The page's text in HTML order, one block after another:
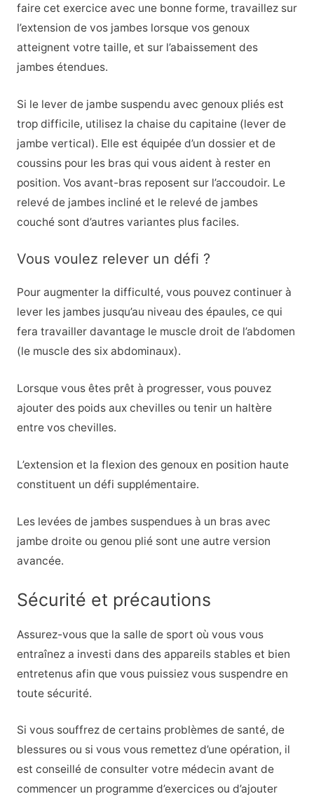
faire cet exercice avec une bonne forme, travaillez sur
l’extension de vos jambes lorsque vos genoux
atteignent votre taille, et sur l’abaissement des
jambes étendues.
Si le lever de jambe suspendu avec genoux pliés est
trop difficile, utilisez la chaise du capitaine (lever de
jambe vertical). Elle est équipée d’un dossier et de
coussins pour les bras qui vous aident à rester en
position. Vos avant-bras reposent sur l’accoudoir. Le
relevé de jambes incliné et le relevé de jambes
couché sont d’autres variantes plus faciles.
Vous voulez relever un défi ?
Pour augmenter la difficulté, vous pouvez continuer à
lever les jambes jusqu’au niveau des épaules, ce qui
fera travailler davantage le muscle droit de l’abdomen
(le muscle des six abdominaux).
Lorsque vous êtes prêt à progresser, vous pouvez
ajouter des poids aux chevilles ou tenir un haltère
entre vos chevilles.
L’extension et la flexion des genoux en position haute
constituent un défi supplémentaire.
Les levées de jambes suspendues à un bras avec
jambe droite ou genou plié sont une autre version
avancée.
Sécurité et précautions
Assurez-vous que la salle de sport où vous vous
entraînez a investi dans des appareils stables et bien
entretenus afin que vous puissiez vous suspendre en
toute sécurité.
Si vous souffrez de certains problèmes de santé, de
blessures ou si vous vous remettez d’une opération, il
est conseillé de consulter votre médecin avant de
commencer un programme d’exercices ou d’ajouter